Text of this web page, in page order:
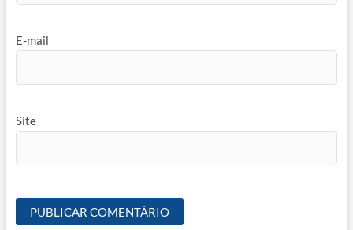
E-mail
Site